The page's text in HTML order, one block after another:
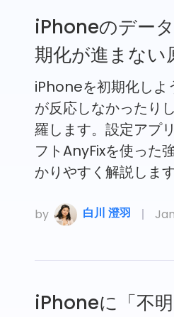
iPhoneのデー
期化が進まない
iPhoneを初期化しよ
が反応しなかったり
羅します。設定アプ
フトAnyFixを使った
かりやすく解説します
by 白川 澄羽
iPhoneに「不